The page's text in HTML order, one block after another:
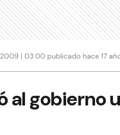
| 03:00 publicado hace 17
al gobierno